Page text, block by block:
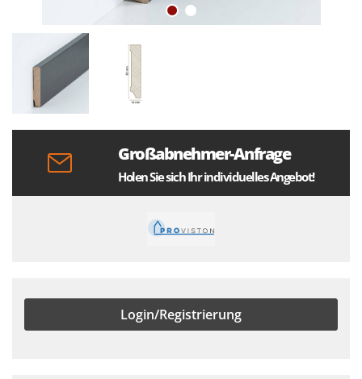
Großabnehmer-Anfrage
Holen Sie sich Ihr individuelles Angebot!
Login/Registrierung